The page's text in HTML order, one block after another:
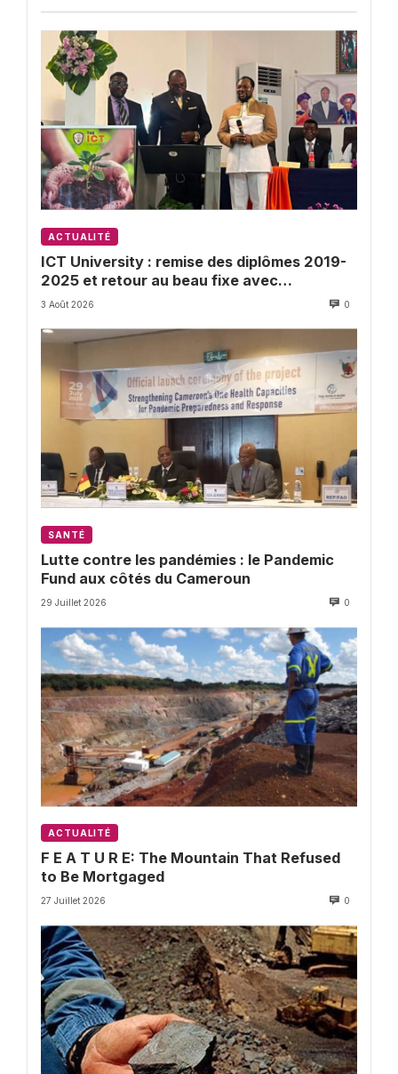
ACTUALITÉ
ICT University : remise des diplômes 2019-
2025 et retour au beau fixe avec
l’Université de Buea
3 Août 2026 0
SANTÉ
Lutte contre les pandémies : le Pandemic
Fund aux côtés du Cameroun
29 Juillet 2026 0
ACTUALITÉ
F E A T U R E: The Mountain That Refused
to Be Mortgaged
27 Juillet 2026 0